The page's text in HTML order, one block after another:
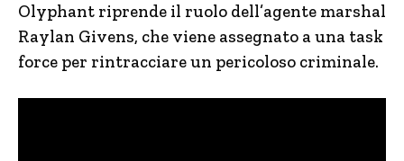
Olyphant riprende il ruolo dell’agente marshal
Raylan Givens, che viene assegnato a una task
force per rintracciare un pericoloso criminale.